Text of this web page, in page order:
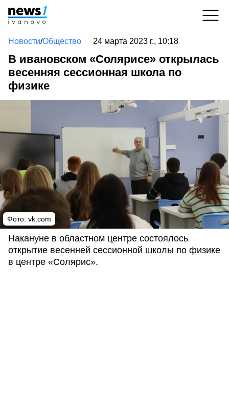
Новости/Общество 24 марта 2023 г., 10:18
В ивановском «Солярисе» открылась
весенняя сессионная школа по
физике
Фото: vk.com
Накануне в областном центре состоялось
открытие весенней сессионной школы по физике
в центре «Солярис».